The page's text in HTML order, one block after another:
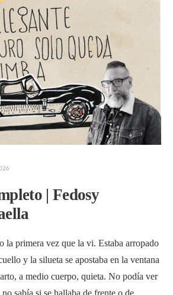
| Fedosy
la primera vez que la vi. Estaba arropado
y la silueta se apostaba en la ventana
a medio cuerpo, quieta. No podía ver
no sabía si se hallaba de frente o de